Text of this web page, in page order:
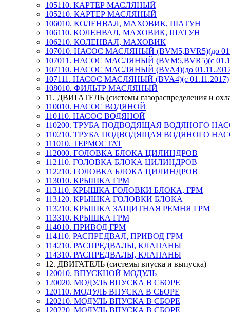
105110. КАРТЕР МАСЛЯНЫЙ
105210. КАРТЕР МАСЛЯНЫЙ
106010. КОЛЕНВАЛ, МАХОВИК, ШАТУН
106110. КОЛЕНВАЛ, МАХОВИК, ШАТУН
106210. КОЛЕНВАЛ, МАХОВИК
107010. НАСОС МАСЛЯНЫЙ (BVM5,BVR5)(до
107011. НАСОС МАСЛЯНЫЙ (BVM5,BVR5)(с
107110. НАСОС МАСЛЯНЫЙ (BVA4)(до
107111. НАСОС МАСЛЯНЫЙ (BVA4)(с 01.11.2017)
108010. ФИЛЬТР МАСЛЯНЫЙ
11. ДВИГАТЕЛЬ (системы газораспределения и
110010. НАСОС ВОДЯНОЙ
110110. НАСОС ВОДЯНОЙ
110200. ТРУБА ПОДВОДЯЩАЯ ВОДЯНОГО
110210. ТРУБА ПОДВОДЯЩАЯ ВОДЯНОГО
111010. ТЕРМОСТАТ
112000. ГОЛОВКА БЛОКА ЦИЛИНДРОВ
112110. ГОЛОВКА БЛОКА ЦИЛИНДРОВ
112210. ГОЛОВКА БЛОКА ЦИЛИНДРОВ
113010. КРЫШКА ГРМ
113110. КРЫШКА ГОЛОВКИ БЛОКА, ГРМ
113120. КРЫШКА ГОЛОВКИ БЛОКА
113210. КРЫШКА ЗАЩИТНАЯ РЕМНЯ ГРМ
113310. КРЫШКА ГРМ
114010. ПРИВОД ГРМ
114110. РАСПРЕДВАЛ, ПРИВОД ГРМ
114210. РАСПРЕДВАЛЫ, КЛАПАНЫ
114310. РАСПРЕДВАЛЫ, КЛАПАНЫ
12. ДВИГАТЕЛЬ (системы впуска и выпуска)
120010. ВПУСКНОЙ МОДУЛЬ
120020. МОДУЛЬ ВПУСКА В СБОРЕ
120110. МОДУЛЬ ВПУСКА В СБОРЕ
120210. МОДУЛЬ ВПУСКА В СБОРЕ
120220. МОДУЛЬ ВПУСКА В СБОРЕ